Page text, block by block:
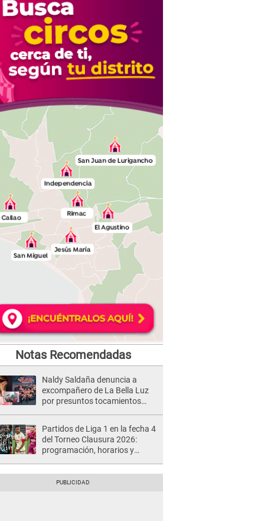
Notas Recomendadas
Naldy Saldaña denuncia a
excompañero de La Bella Luz
por presuntos tocamientos
Partidos de Liga 1 en la fecha 4
del Torneo Clausura 2026:
programación, horarios y